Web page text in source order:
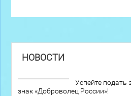
НОВОСТИ
Успейте подать
знак «Доброволец России»!